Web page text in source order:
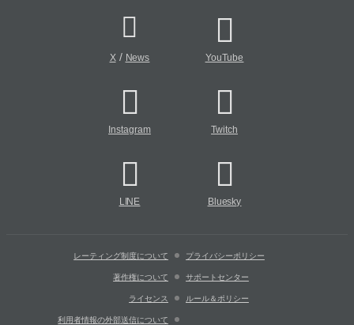
X/ News YouTube
Instagram Twitch
LINE Bluesky
レーティング制度について プライバシーポリシー
著作権について サポートセンター
ライセンス ルール＆ポリシー
利用者情報の外部送信について